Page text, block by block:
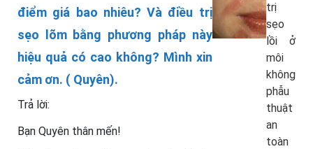
điểm giá bao nhiêu? Và điều trị
sẹo lõm bằng phương pháp này
hiệu quả có cao không? Mình xin
cảm ơn. ( Quyên).
Trả lời:
Bạn Quyên thân mến!
trị
sẹo
lồi ở
môi
không
phẫu
thuật
an
toàn